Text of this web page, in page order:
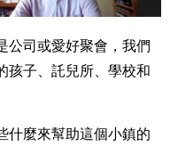
公司或愛好聚會，我們
孩子、託兒所、學校和
什麼來幫助這個小鎮的